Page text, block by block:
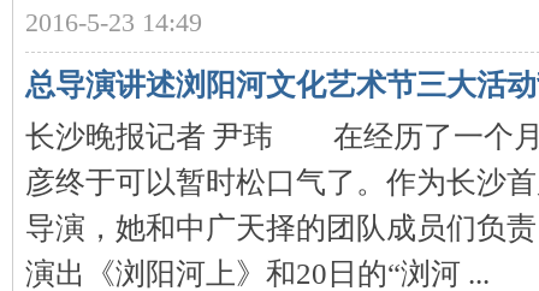
2016-5-23 14:49
总导演讲述浏阳河文化艺术节三大活
长沙晚报记者 尹玮 在经历了一个月
彦终于可以暂时松口气了。作为长沙
导演，她和中广天择的团队成员们负
演出《浏阳河上》和20日的“浏河 ...